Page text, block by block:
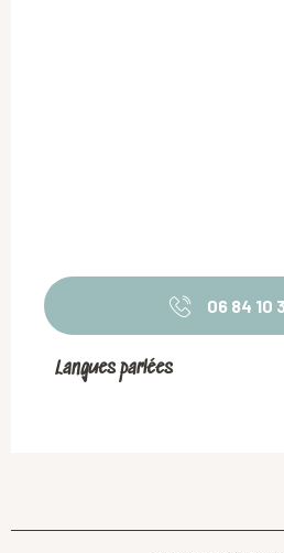
06 84 10
Langues parlées
Langues parlées